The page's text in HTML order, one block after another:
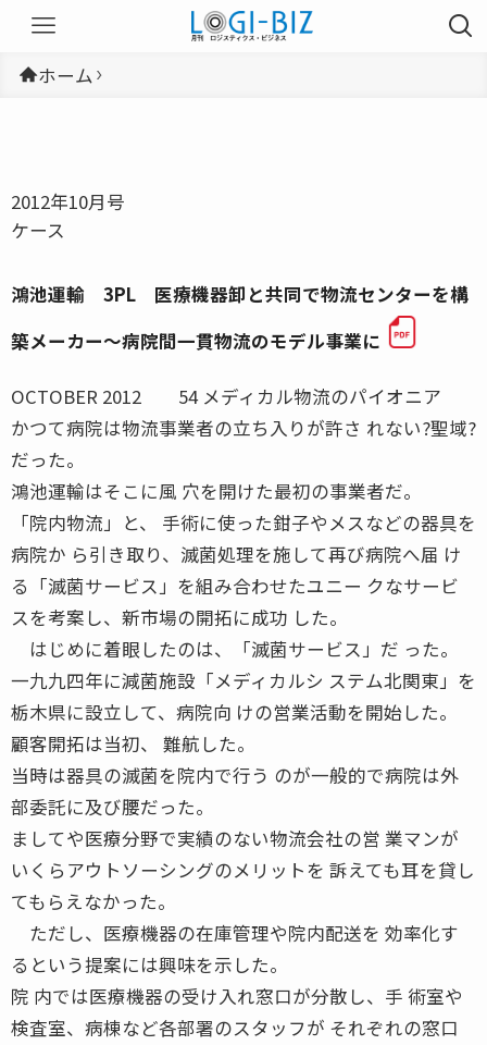
ホーム
2012年10月号
ケース
鴻池運輸 3PL 医療機器卸と共同で物流センターを構
築メーカー〜病院間一貫物流のモデル事業に
OCTOBER 2012 54 メディカル物流のパイオニア
かつて病院は物流事業者の立ち入りが許さ れない?聖域?
だった。
鴻池運輸はそこに風 穴を開けた最初の事業者だ。
「院内物流」と、 手術に使った鉗子やメスなどの器具を
病院か ら引き取り、滅菌処理を施して再び病院へ届 け
る「滅菌サービス」を組み合わせたユニー クなサービ
スを考案し、新市場の開拓に成功 した。
はじめに着眼したのは、「滅菌サービス」だ った。
一九九四年に減菌施設「メディカルシ ステム北関東」を
栃木県に設立して、病院向 けの営業活動を開始した。
顧客開拓は当初、 難航した。
当時は器具の滅菌を院内で行う のが一般的で病院は外
部委託に及び腰だった。
ましてや医療分野で実績のない物流会社の営 業マンが
いくらアウトソーシングのメリットを 訴えても耳を貸し
てもらえなかった。
ただし、医療機器の在庫管理や院内配送を 効率化す
るという提案には興味を示した。
院 内では医療機器の受け入れ窓口が分散し、手 術室や
検査室、病棟など各部署のスタッフが それぞれの窓口